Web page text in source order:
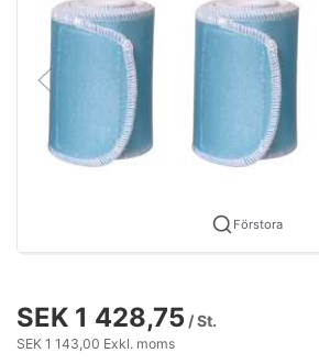
Förstora
SEK 1 428,75 / St.
SEK 1 143,00 Exkl. moms